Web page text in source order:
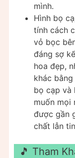
mình.
Hình bọ
tính cách
vỏ bọc
đáng sợ
hoa đẹp,
khác
bọ cạp và
muốn mọi
được gần
chất lẫn
🎵 Tham